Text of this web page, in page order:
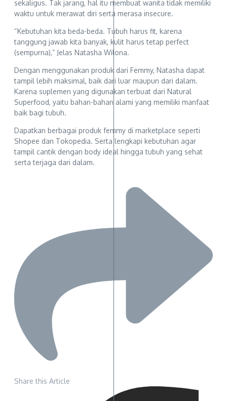
sekaligus. Tak jarang, hal itu membuat wanita tidak memiliki
waktu untuk merawat diri serta merasa insecure.
“Kebutuhan kita beda-beda. Tubuh harus fit, karena
tanggung jawab kita banyak, kulit harus tetap perfect
(sempurna),” Jelas Natasha Wilona.
Dengan menggunakan produk dari Femmy, Natasha dapat
tampil lebih maksimal, baik dari luar maupun dari dalam.
Karena suplemen yang digunakan terbuat dari Natural
Superfood, yaitu bahan-bahan alami yang memiliki manfaat
baik bagi tubuh.
Dapatkan berbagai produk femmy di marketplace seperti
Shopee dan Tokopedia. Serta lengkapi kebutuhan agar
tampil cantik dengan body ideal hingga tubuh yang sehat
serta terjaga dari dalam.
Share this Article